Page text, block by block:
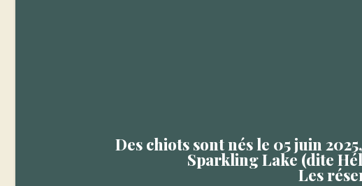
Des chiots sont nés le 05 juin
Sparkling Lake (dite
Les